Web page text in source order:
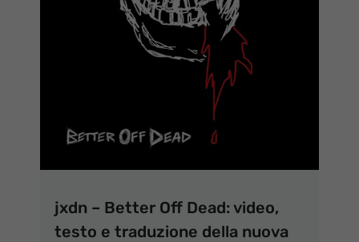
jxdn – Better Off Dead: video,
testo e traduzione della nuova